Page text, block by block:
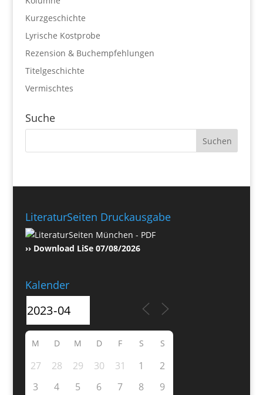
Kurzgeschichte
Lyrische Kostprobe
Rezension & Buchempfehlungen
Titelgeschichte
Vermischtes
Suche
LiteraturSeiten Druckausgabe
›› Download LiSe 07/08/2026
Kalender
M D M D F S S
27 28 29 30 31 1
2
3
4 5 6 7 8
9